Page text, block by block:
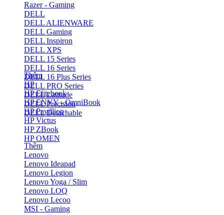
Razer - Gaming
DELL
DELL ALIENWARE
DELL Gaming
DELL Inspiron
DELL XPS
DELL 15 Series
DELL 16 Series
DELL 16 Plus Series
DELL PRO Series
DELL Latitude
DELL Precision
DELL Detachable
Thêm
HP
HP Elitebook
HP ENVY - OmniBook
HP Pavillion
HP Victus
HP ZBook
HP OMEN
Thêm
Lenovo
Lenovo Ideapad
Lenovo Legion
Lenovo Yoga / Slim
Lenovo LOQ
Lenovo Lecoo
MSI - Gaming